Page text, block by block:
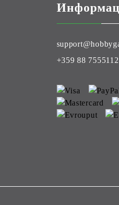
+359 88 7555112